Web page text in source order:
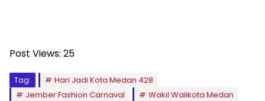
Post Views: 25
Tag:
Hari Jadi Kota Medan 428
Jember Fashion Carnaval
Wakil Walikota Medan